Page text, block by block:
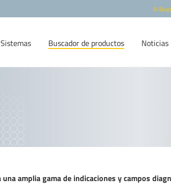
R-
Sistemas Buscador de productos Noticias
amplia gama de indicaciones y campos